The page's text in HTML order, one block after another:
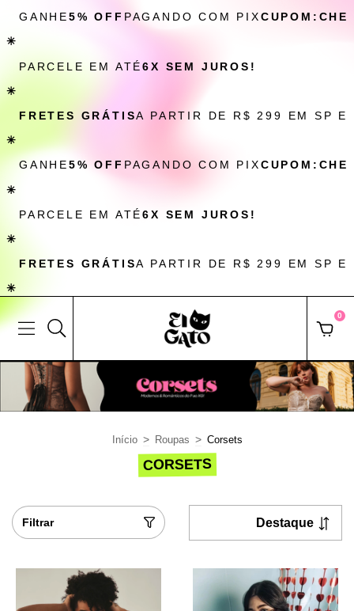
GANHE5% OFF PAGANDO COM PIX
✳
PARCELE EM ATÉ6X SEM JUROS!
✳
FRETES GRÁTISA PARTIR DE R$ 299 EM SP
✳
GANHE5% OFF PAGANDO COM PIX
✳
PARCELE EM ATÉ6X SEM JUROS!
✳
FRETES GRÁTISA PARTIR DE R$ 299 EM SP
✳
0
Início > Roupas > Corsets
CORSETS
Filtrar